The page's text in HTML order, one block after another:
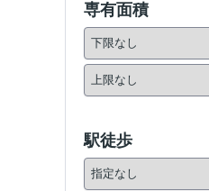
専有面積
駅徒歩